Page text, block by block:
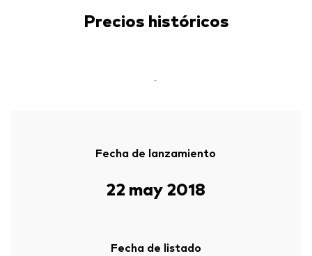
Precios históricos
-
Fecha de lanzamiento
22 may 2018
Fecha de listado